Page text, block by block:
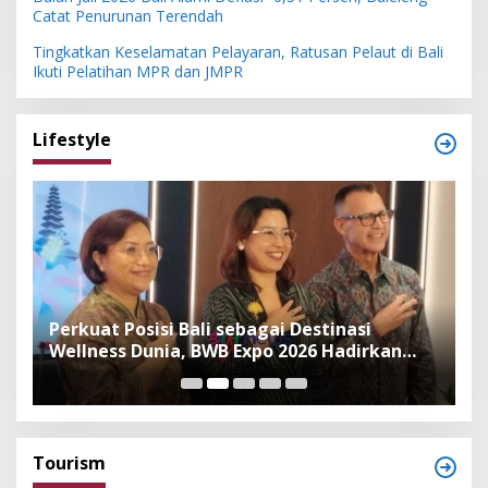
Catat Penurunan Terendah
Tingkatkan Keselamatan Pelayaran, Ratusan Pelaut di Bali
Ikuti Pelatihan MPR dan JMPR
Lifestyle
Perkuat Posisi Bali sebagai Destinasi
Wellness Dunia, BWB Expo 2026 Hadirkan
Exhibitor Nasional dan Global
Tourism